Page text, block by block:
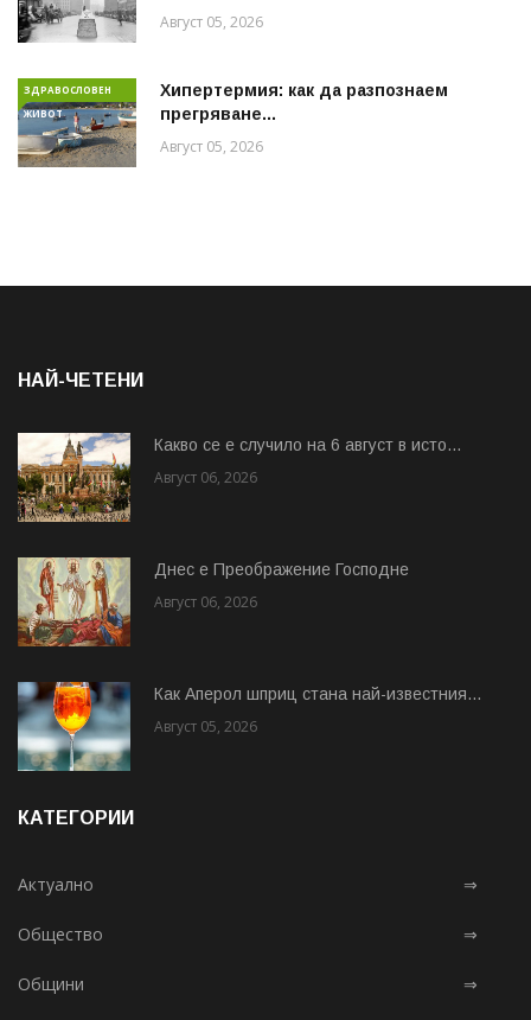
Август 05, 2026
ЗДРАВОСЛОВЕН
ЖИВОТ
Хипертермия: как да разпознаем
прегряване...
Август 05, 2026
НАЙ-ЧЕТЕНИ
Какво се е случило на 6 август в исто...
Август 06, 2026
Днес е Преображение Господне
Август 06, 2026
Как Аперол шприц стана най-известния...
Август 05, 2026
КАТЕГОРИИ
Актуално ⇒
Общество ⇒
Общини ⇒